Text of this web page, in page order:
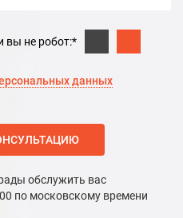
вы не робот:*
данных
обслужить вас
по московскому времени